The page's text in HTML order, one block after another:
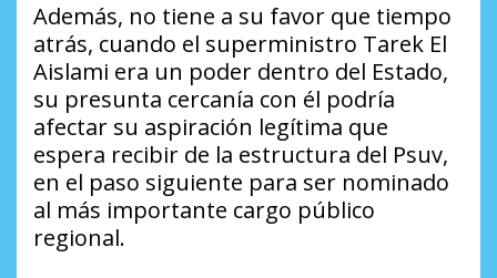
Además, no tiene a su favor que tiempo
atrás, cuando el superministro Tarek El
Aislami era un poder dentro del Estado,
su presunta cercanía con él podría
afectar su aspiración legítima que
espera recibir de la estructura del Psuv,
en el paso siguiente para ser nominado
al más importante cargo público
regional.